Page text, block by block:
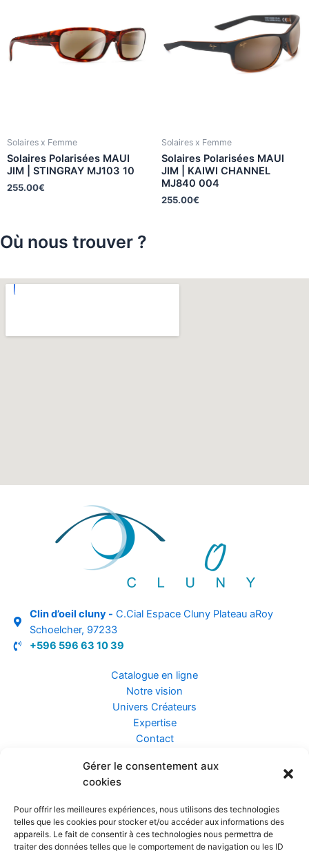
Gérer le consentement aux
cookies
Pour offrir les meilleures expériences, nous utilisons des technologies
telles que les cookies pour stocker et/ou accéder aux informations des
appareils. Le fait de consentir à ces technologies nous permettra de
traiter des données telles que le comportement de navigation ou les ID
Solaires x Femme
Solaires Polarisées MAUI
JIM | STINGRAY MJ103 10
255.00€
Solaires x Femme
Solaires Polarisées MAUI
JIM | KAIWI CHANNEL
MJ840 004
255.00€
Où nous trouver ?
Clin d’oeil cluny - C.Cial Espace Cluny Plateau aRoy
Schoelcher, 97233
+596 596 63 10 39
Catalogue en ligne
Notre vision
Univers Créateurs
Expertise
Contact
Assurance ZEN
Confidentialité et Données
Conditions Générales de Vente